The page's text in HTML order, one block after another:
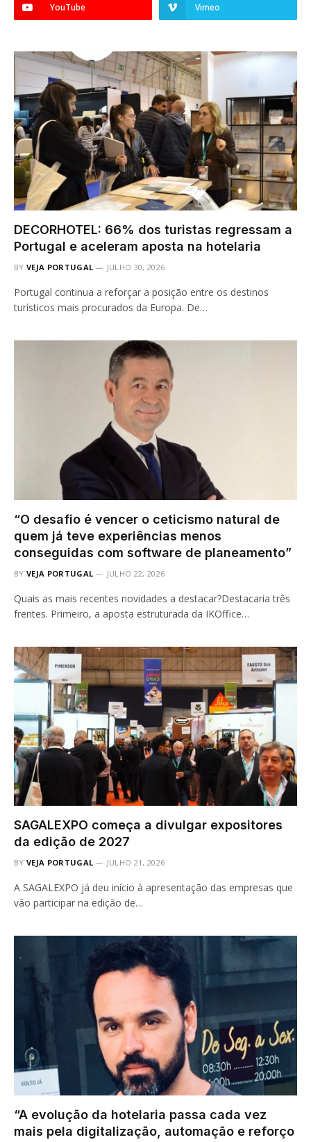
YouTube Vimeo
DECORHOTEL: 66% dos turistas regressam a
Portugal e aceleram aposta na hotelaria
BY VEJA PORTUGAL JULHO 30, 2026
Portugal continua a reforçar a posição entre os destinos
turísticos mais procurados da Europa. De…
“O desafio é vencer o ceticismo natural de
quem já teve experiências menos
conseguidas com software de planeamento”
BY VEJA PORTUGAL JULHO 22, 2026
Quais as mais recentes novidades a destacar?Destacaria três
frentes. Primeiro, a aposta estruturada da IKOffice…
SAGALEXPO começa a divulgar expositores
da edição de 2027
BY VEJA PORTUGAL JULHO 21, 2026
A SAGALEXPO já deu início à apresentação das empresas que
vão participar na edição de…
“A evolução da hotelaria passa cada vez
mais pela digitalização, automação e reforço